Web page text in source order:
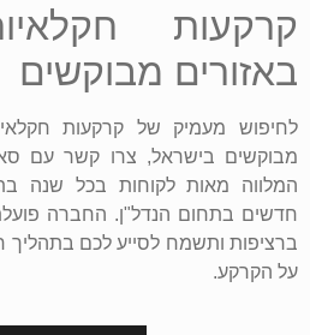
קרקעות
באזורים מבוקשים
לחיפוש מעמיק של קרקעות
מבוקשים בישראל, צרו קשר עם
המלווה מאות לקוחות בכל שנה
ברציפות ותשמח לסייע לכם בתהליך
על הקרקע.